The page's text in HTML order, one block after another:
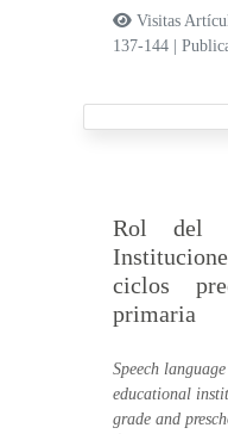
Visitas
137-144
|
Rol del
ciclos
primaria
Speech
educational
grade and